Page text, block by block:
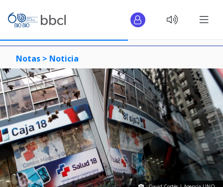
Notas > Noticia